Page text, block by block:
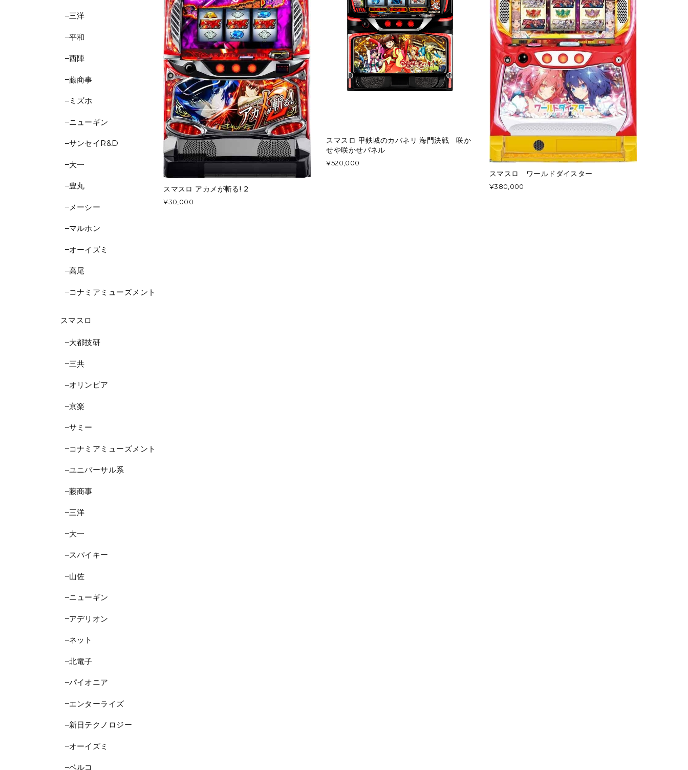
三洋
平和
西陣
藤商事
ミズホ
ニューギン
サンセイR&D
大一
豊丸
メーシー
マルホン
オーイズミ
高尾
コナミアミューズメント
スマスロ
大都技研
三共
オリンピア
京楽
サミー
コナミアミューズメント
ユニバーサル系
藤商事
三洋
大一
スパイキー
山佐
ニューギン
アデリオン
ネット
北電子
パイオニア
エンターライズ
新日テクノロジー
オーイズミ
ベルコ
スマスロ アカメが斬る! 2
¥30,000
スマスロ 甲鉄城のカバネリ 海門決戦 咲か
せや咲かせパネル
¥520,000
スマスロ ワールドダイスター
¥380,000